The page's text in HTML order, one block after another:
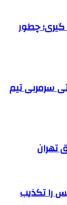
گیری؛ چطور
سرمربی تیم
تهران
را تکذیب